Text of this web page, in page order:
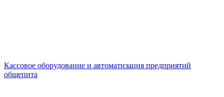
Кассовое оборудование и автоматизация предприятий
общепита